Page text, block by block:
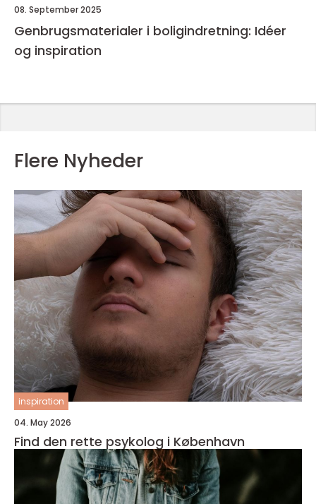
08. September 2025
Genbrugsmaterialer i boligindretning: Idéer
og inspiration
Flere Nyheder
inspiration
04. May 2026
Find den rette psykolog i København